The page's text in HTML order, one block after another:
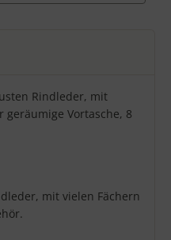
Rindleder, mit
Vortasche, 8
mit vielen Fächern